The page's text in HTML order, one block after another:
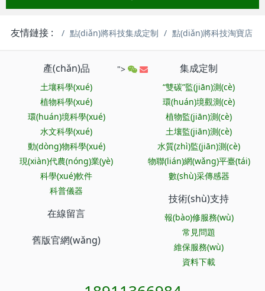
友情鏈接 : 點(diǎn)將科技集成定制 點(diǎn)將科技淘寶店
產(chǎn)品
土壤科學(xué)
植物科學(xué)
環(huán)境科學(xué)
水文科學(xué)
動(dòng)物科學(xué)
現(xiàn)代農(nóng)業(yè)
科學(xué)軟件
科普儀器
集成定制
“雙碳”監(jiān)測(cè)
環(huán)境觀測(cè)
植物監(jiān)測(cè)
土壤監(jiān)測(cè)
水質(zhì)監(jiān)測(cè)
物聯(lián)網(wǎng)平臺(tái)
數(shù)采傳感器
技術(shù)支持
報(bào)修服務(wù)
常見問題
維保服務(wù)
資料下載
在線留言
舊版官網(wǎng)
">